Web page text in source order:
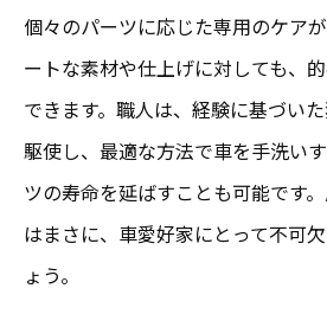
個々のパーツに応じた専用のケア
ートな素材や仕上げに対しても、
できます。職人は、経験に基づい
駆使し、最適な方法で車を手洗い
ツの寿命を延ばすことも可能です
はまさに、車愛好家にとって不可
ょう。